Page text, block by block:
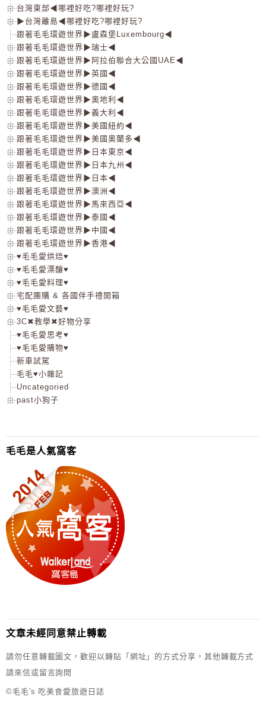
台灣東部◀哪裡好吃?哪裡好玩?
▶台灣離島◀哪裡好吃?哪裡好玩?
跟著毛毛環遊世界▶盧森堡Luxembourg◀
跟著毛毛環遊世界▶瑞士◀
跟著毛毛環遊世界▶阿拉伯聯合大公國UAE◀
跟著毛毛環遊世界▶英國◀
跟著毛毛環遊世界▶德國◀
跟著毛毛環遊世界▶奧地利◀
跟著毛毛環遊世界▶義大利◀
跟著毛毛環遊世界▶美國紐約◀
跟著毛毛環遊世界▶美國奧蘭多◀
跟著毛毛環遊世界▶日本東京◀
跟著毛毛環遊世界▶日本九州◀
跟著毛毛環遊世界▶日本◀
跟著毛毛環遊世界▶澳洲◀
跟著毛毛環遊世界▶馬來西亞◀
跟著毛毛環遊世界▶泰國◀
跟著毛毛環遊世界▶中國◀
跟著毛毛環遊世界▶香港◀
♥毛毛愛烘焙♥
♥毛毛愛漂釀♥
♥毛毛愛料理♥
宅配團購 & 各國伴手禮開箱
♥毛毛愛文藝♥
3C✖教學✖好物分享
♥毛毛愛思考♥
♥毛毛愛購物♥
新車試駕
毛毛♥小雜記
Uncategoried
past小狗子
毛毛是人氣窩客
文章未經同意禁止轉載
請勿任意轉載圖文，歡迎以轉貼「網址」的方式分享，其他轉載方式
請來信或留言詢問
©毛毛's 吃美食愛旅遊日誌